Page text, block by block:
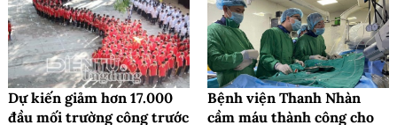
Dự kiến giảm hơn 17.000
đầu mối trường công trước
Bệnh viện Thanh Nhàn
cầm máu thành công cho